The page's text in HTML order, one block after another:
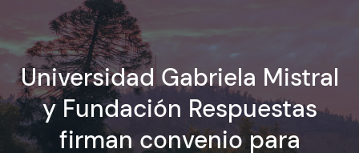
La Universidad
Facultades y Escuelas
Vinculación con el Medio
Universidad Gabriela Mistral
y Fundación Respuestas
firman convenio para